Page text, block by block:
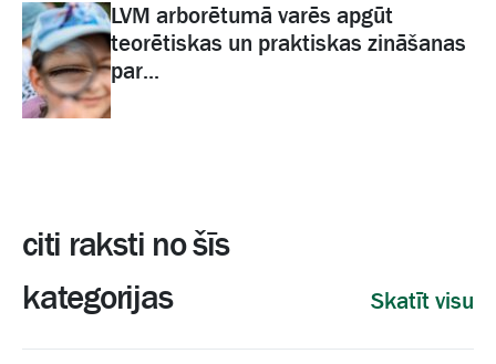
LVM arborētumā varēs apgūt
teorētiskas un praktiskas zināšanas
par...
citi raksti no šīs
kategorijas
Skatīt visu